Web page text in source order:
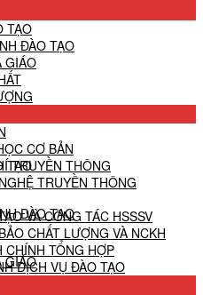
TẠO
ĐÀO TẠO
GIÁO
TẠO
ĐÀO TẠO
GIÁO
CƠ BẢN
TRUYỀN THÔNG
TRUYỀN THÔNG
VÀ CÔNG TÁC HSSSV
CHẤT LƯỢNG VÀ NCKH
CHÍNH TỔNG HỢP
DỊCH VỤ ĐÀO TẠO